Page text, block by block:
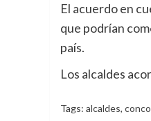
El acuerdo en
que podrían
país.
Los alcaldes
Tags: alcaldes,